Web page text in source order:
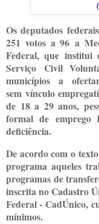
Os deputados
251 votos a 96 a
Federal, que institui
Serviço Civil
municípios a
sem vínculo
de 18 a 29 anos,
formal de emprego
deficiência.
De acordo com o
programa aqueles
programas de
inscrita no Cadastro
Federal - CadÚnico,
mínimos.